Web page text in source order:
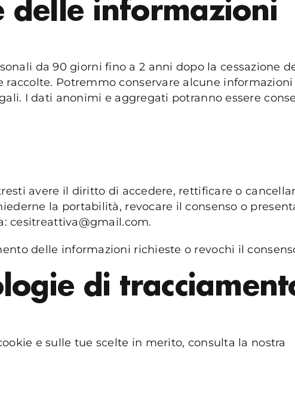
delle informazioni
da 90 giorni fino a 2 anni dopo la cessazione
raccolte. Potremmo conservare alcune
I dati anonimi e aggregati potranno essere
avere il diritto di accedere, rettificare o
la portabilità, revocare il consenso o
cesitreattiva@gmail.com.
delle informazioni richieste o revochi il
di
e sulle tue scelte in merito, consulta la nostra